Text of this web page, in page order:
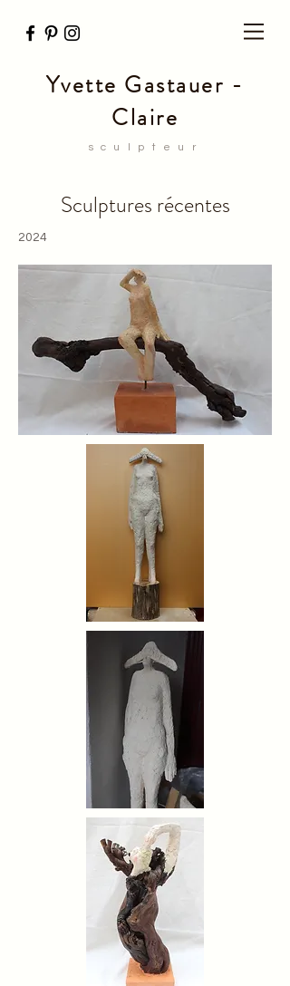
Yvette Gastauer -
Claire
sculpteur
Sculptures récentes
2024